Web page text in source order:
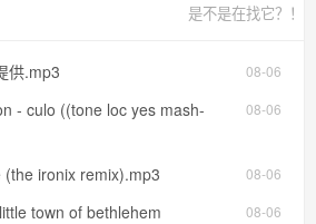
是不是在找它？！
08-06
供.mp3
08-06
- culo ((tone loc yes mash-
08-06
ironix remix).mp3
08-06
town of bethlehem